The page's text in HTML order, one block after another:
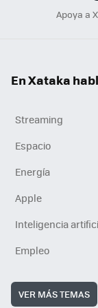
Apoya a
En Xataka
Streaming
Espacio
Energía
Apple
Inteligencia
Empleo
VER MÁS TEMAS